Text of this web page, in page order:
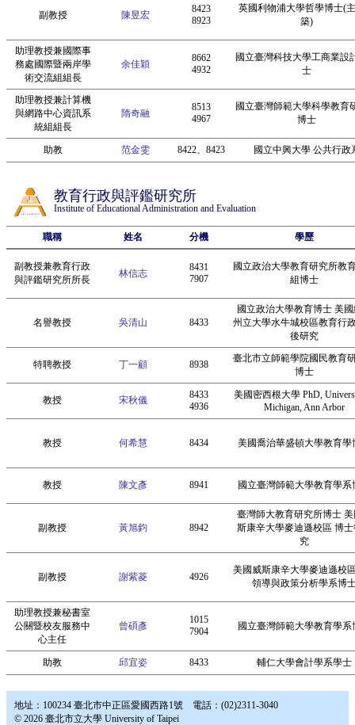
副教授 陳昱宏
8423
8923
英國利物浦大學哲學博士(
築)
助理教授兼國際事
務處國際暨兩岸學
術交流組組長
余佳穎
8662
4932
國立臺灣科技大學工商業設
士
助理教授兼計算機
與網路中心資訊系
統組組長
隋奇融
8513
4967
國立臺灣師範大學科學教育
博士
助教 范金雯 8422、8423 國立中興大學 公共行政
教育行政與評鑑研究所
Institute of Educational Administration and Evaluation
職稱 姓名 分機 學歷
副教授兼教育行政
與評鑑研究所所長
林信志
8431
7907
國立政治大學教育研究所教
組博士
名譽教授 吳清山 8433
國立政治大學教育博士 美
州立大學水牛城校區教育行
後研究
特聘教授 丁一顧 8938
臺北市立師範學院國民教育
博士
教授 宋秋儀
8433
4936
美國密西根大學 PhD,
Michigan, Ann Arbor
教授 何希慧 8434 美國喬治華盛頓大學教育學
教授 陳文彥 8941 國立臺灣師範大學教育學系
副教授 黃旭鈞 8942
臺灣師大教育研究所博士
斯康辛大學麥迪遜校區 博
究
副教授 謝紫菱 4926
美國威斯康辛大學麥迪遜校
領導與政策分析學系博
助理教授兼秘書室
公關暨校友服務中
心主任
曾碩彥
1015
7904
國立臺灣師範大學教育學系
助教 邱宜姿 8433 輔仁大學會計學系學士
地址：100234 臺北市中正區愛國西路1號 電話：(02)2311-3040
© 2026 臺北市立大學 University of Taipei